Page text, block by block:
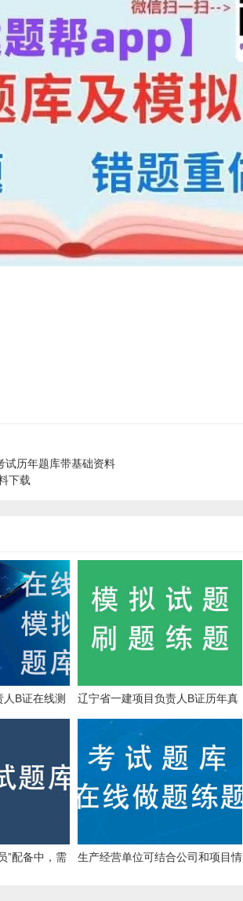
试历年题库带基础资料
下载
B证在线测
辽宁省一建项目负责人B证历年真
”配备中，需
生产经营单位可结合公司和项目情